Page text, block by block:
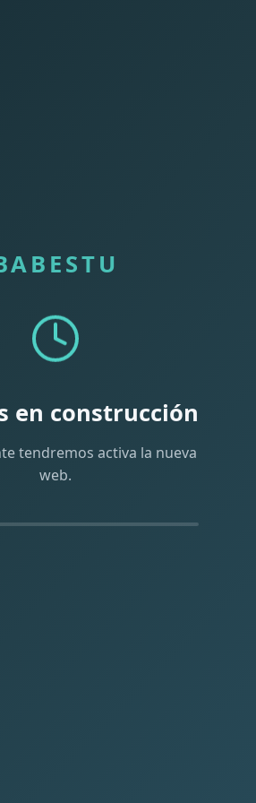
en construcción
tendremos activa la nueva
web.